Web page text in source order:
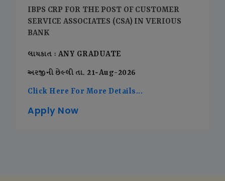
IBPS CRP FOR THE POST OF CUSTOMER
SERVICE ASSOCIATES (CSA) IN VERIOUS
BANK
લાયકાત : ANY GRADUATE
અરજીની છેલ્લી તા. 21-Aug-2026
Click Here For More Details...
Apply Now